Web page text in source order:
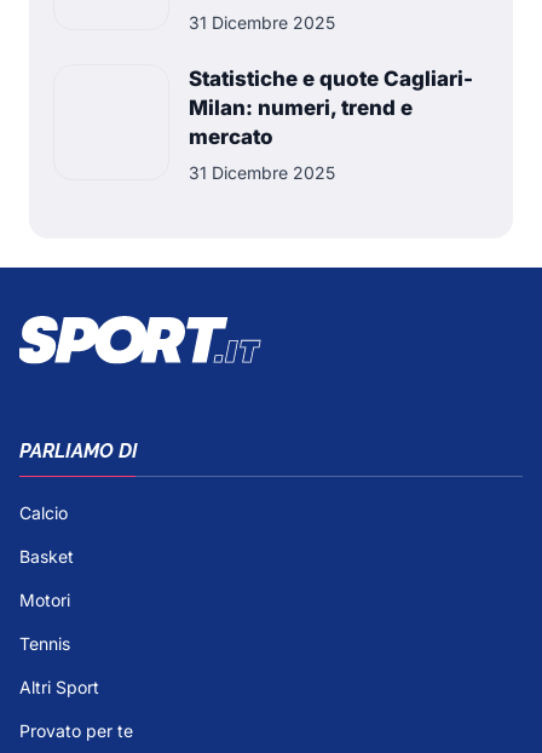
31 Dicembre 2025
Statistiche e quote Cagliari-
Milan: numeri, trend e
mercato
31 Dicembre 2025
PARLIAMO DI
Calcio
Basket
Motori
Tennis
Altri Sport
Provato per te